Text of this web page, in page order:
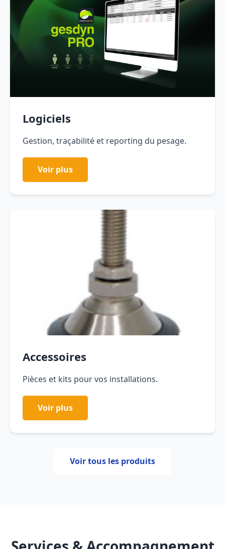
Logiciels
Gestion, traçabilité et reporting du pesage.
Voir plus
Accessoires
Pièces et kits pour vos installations.
Voir plus
Voir tous les produits